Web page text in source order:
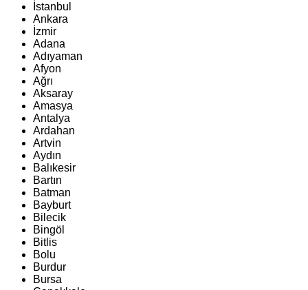
İstanbul
Ankara
İzmir
Adana
Adıyaman
Afyon
Ağrı
Aksaray
Amasya
Antalya
Ardahan
Artvin
Aydın
Balıkesir
Bartın
Batman
Bayburt
Bilecik
Bingöl
Bitlis
Bolu
Burdur
Bursa